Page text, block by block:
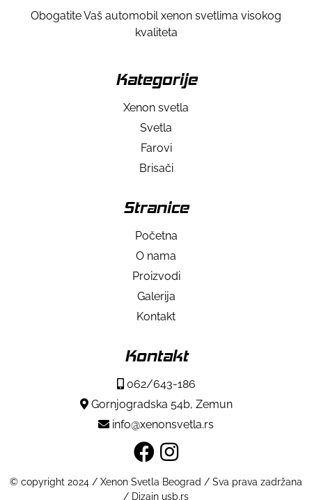
Obogatite Vaš automobil xenon svetlima visokog
kvaliteta
Kategorije
Xenon svetla
Svetla
Farovi
Brisači
Stranice
Početna
O nama
Proizvodi
Galerija
Kontakt
Kontakt
062/643-186
Gornjogradska 54b, Zemun
info@xenonsvetla.rs
© copyright 2024 / Xenon Svetla Beograd / Sva prava zadržana
/ Dizajn usb.rs